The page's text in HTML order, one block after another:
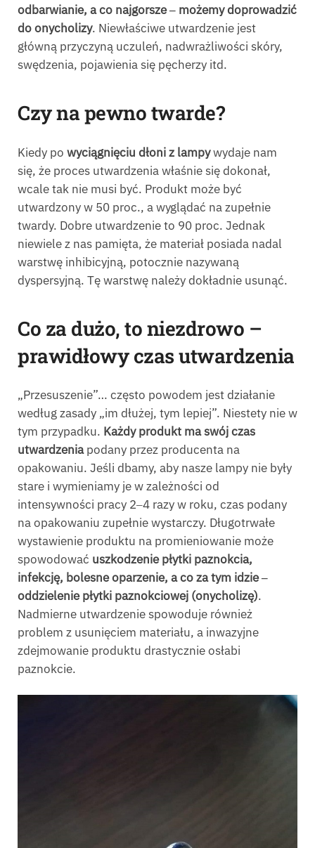
odbarwianie, a co najgorsze ‒ możemy doprowadzić
do onycholizy. Niewłaściwe utwardzenie jest
główną przyczyną uczuleń, nadwrażliwości skóry,
swędzenia, pojawienia się pęcherzy itd.
Czy na pewno twarde?
Kiedy po wyciągnięciu dłoni z lampywydaje nam
się, że proces utwardzenia właśnie się dokonał,
wcale tak nie musi być. Produkt może być
utwardzony w 50 proc., a wyglądać na zupełnie
twardy. Dobre utwardzenie to 90 proc. Jednak
niewiele z nas pamięta, że materiał posiada nadal
warstwę inhibicyjną, potocznie nazywaną
dyspersyjną. Tę warstwę należy dokładnie usunąć.
Co za dużo, to niezdrowo –
prawidłowy czas utwardzenia
„Przesuszenie”… często powodem jest działanie
według zasady „im dłużej, tym lepiej”. Niestety nie w
tym przypadku. Każdy produkt ma swój czas
utwardzeniapodany przez producenta na
opakowaniu. Jeśli dbamy, aby nasze lampy nie były
stare i wymieniamy je w zależności od
intensywności pracy 2‒4 razy w roku, czas podany
na opakowaniu zupełnie wystarczy. Długotrwałe
wystawienie produktu na promieniowanie może
spowodować uszkodzenie płytki paznokcia,
infekcję, bolesne oparzenie, a co za tym idzie ‒
oddzielenie płytki paznokciowej (onycholizę).
Nadmierne utwardzenie spowoduje również
problem z usunięciem materiału, a inwazyjne
zdejmowanie produktu drastycznie osłabi
paznokcie.